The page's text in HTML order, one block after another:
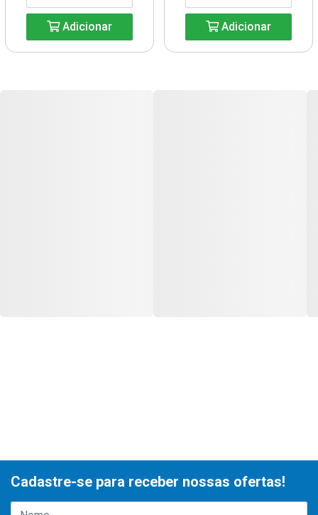
Adicionar Adicionar
Cadastre-se para receber nossas ofertas!